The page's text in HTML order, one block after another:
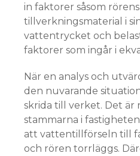
in faktorer såsom
tillverkningsmaterial i
vattentrycket och
faktorer som ingår i
När en analys och
den nuvarande
skrida till verket. Det är
stammarna i
att vattentillförseln till
och rören torrläggs.